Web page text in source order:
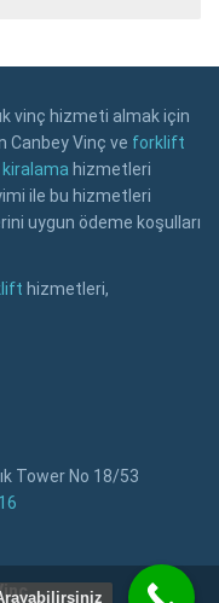
vinç hizmeti almak için
Canbey Vinç ve forklift
hizmetleri
ile bu hizmetleri
uygun ödeme koşulları
hizmetleri,
Tower No 18/53